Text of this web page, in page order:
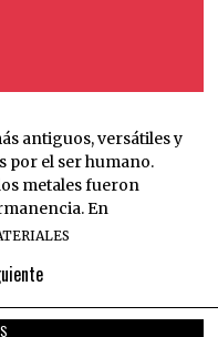
antiguos, versátiles y
por el ser humano.
metales fueron
En